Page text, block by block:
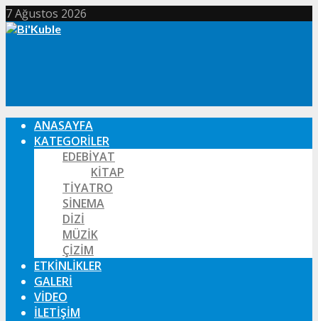
7 Ağustos 2026
ANASAYFA
KATEGORILER
EDEBIYAT
KITAP
TIYATRO
SINEMA
DIZI
MÜZIK
ÇIZIM
ETKINLIKLER
GALERI
VIDEO
İLETIŞIM